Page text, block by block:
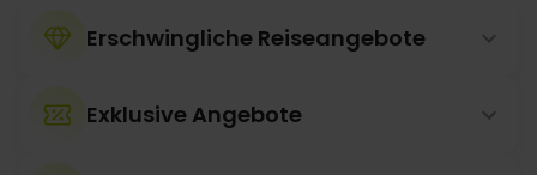
Erschwingliche Reiseangebote
Exklusive Angebote